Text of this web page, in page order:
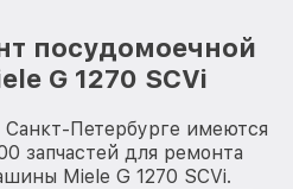
посудомоечной
G 1270 SCVi
Петербурге имеются
запчастей для ремонта
Miele G 1270 SCVi.